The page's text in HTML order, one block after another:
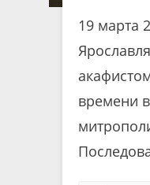
19 марта
времени